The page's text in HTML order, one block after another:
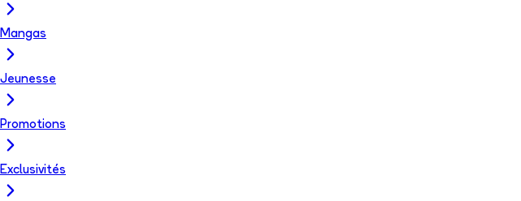
Mangas
Jeunesse
Promotions
Exclusivités